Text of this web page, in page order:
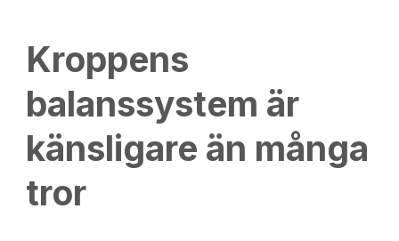
Kroppens
balanssystem är
känsligare än många
tror